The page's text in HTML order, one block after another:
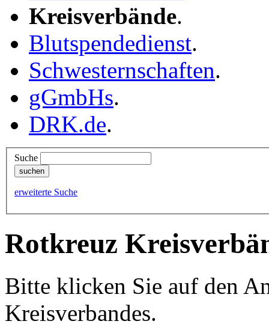
Kreisverbände.
Blutspendedienst.
Schwesternschaften.
gGmbHs.
DRK.de.
Suche
erweiterte Suche
Rotkreuz
Bitte klicken Sie auf den
Kreisverbandes.